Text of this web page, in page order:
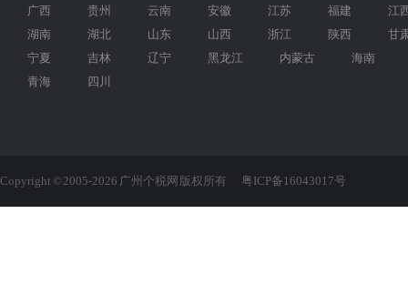
广西
贵州 云南 安徽 江苏 福建
江
湖南
湖北 山东 山西 浙江 陕西
甘
宁夏
吉林 辽宁 黑龙江 内蒙古
海南
青海
四川
Copyright © 2005-2026 广州个税网 版权所有 粤ICP备16043017号